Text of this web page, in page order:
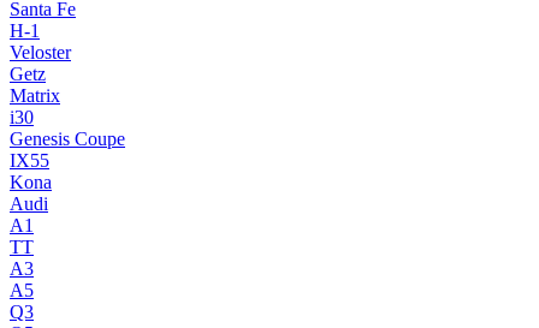
Santa Fe
H-1
Veloster
Getz
Matrix
i30
Genesis Coupe
IX55
Kona
Audi
A1
TT
A3
A5
Q3